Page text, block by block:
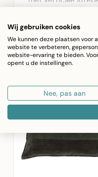
Wij gebruiken cookies
We kunnen deze plaatsen voor
website te verbeteren,
website-ervaring te bieden.
opent u de instellingen.
Nee, pas aan